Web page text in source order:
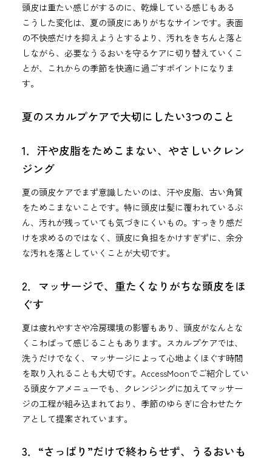
頭皮は重たい感じがするのに、乾燥している感じもある
こうした変化は、夏の頭皮にありがちなサインです。表面
の不快感だけを抑えようとするより、汚れをきちんと落と
しながら、必要なうるおいを守るケアに切り替えていくこ
とが、これからの季節を快適に過ごすポイントになりま
す。
夏のスカルプケアで大切にしたい3つのこと
1．汗や皮脂をためこまない、やさしいクレン
ジング
夏の頭皮ケアでまず意識したいのは、汗や皮脂、古い角質
をためこまないことです。特に頭皮は髪に覆われているぶ
ん、汚れが残っていても気づきにくいもの。すっきり感だ
けを求めるのではなく、頭皮に負担をかけすぎずに、余分
な汚れを落としていくことが大切です。
2．マッサージで、重たくなりがちな頭皮をほ
ぐす
夏は疲れやすさや冷房環境の影響もあり、頭皮がなんとな
くこわばって感じることもあります。スカルプケアでは、
洗うだけでなく、マッサージによって心地よくほぐす時間
を取り入れることも大切です。AccessMoonでご紹介してい
る頭皮ケアメニューでも、クレンジングに加えてマッサー
ジの工程が組み込まれており、季節のゆらぎに合わせたケ
アとして提案されています。
3．“さっぱり”だけで終わらせず、うるおいも